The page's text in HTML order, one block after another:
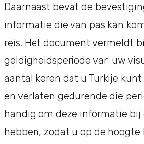
Daarnaast bevat de
informatie die van pas kan
reis. Het document vermeldt
geldigheidsperiode van uw
aantal keren dat u Turkije
en verlaten gedurende die
handig om deze informatie bij
hebben, zodat u op de hoogte